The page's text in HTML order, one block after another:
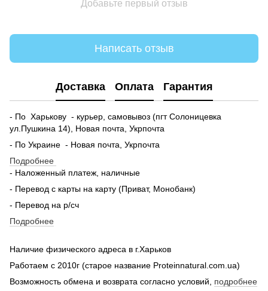
Добавьте первый отзыв
Написать отзыв
Доставка Оплата Гарантия
- По Харькову - курьер, самовывоз (пгт Солоницевка
ул.Пушкина 14), Новая почта, Укрпочта
- По Украине - Новая почта, Укрпочта
Подробнее
- Наложенный платеж, наличные
- Перевод с карты на карту (Приват, Монобанк)
- Перевод на р/сч
Подробнее
Наличие физического адреса в г.Харьков
Работаем с 2010г (старое название Proteinnatural.com.ua)
Возможность обмена и возврата согласно условий, подробнее